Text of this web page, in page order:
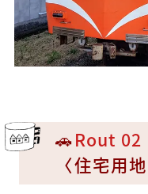
🚗Rout 02
〈住宅用